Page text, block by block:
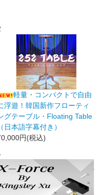
軽量・コンパクトで自由
浮遊！韓国新作フローティ
グテーブル・Floating Table
（日本語字幕付き）
円(税込)